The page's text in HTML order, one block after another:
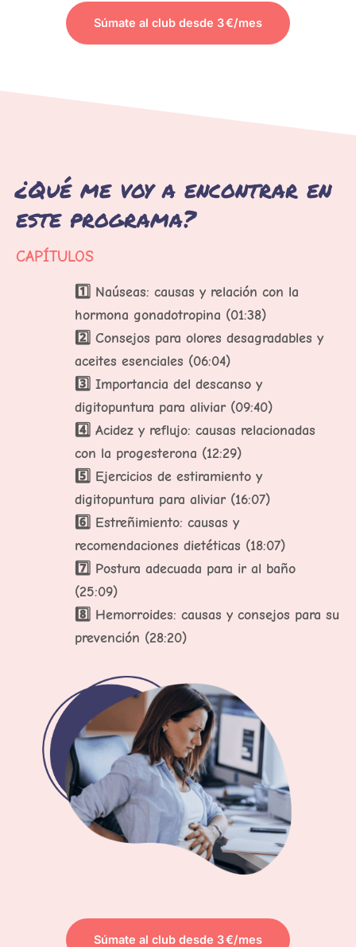
Súmate al club desde 3 €/mes
¿Qué me voy a encontrar en
este programa?
CAPÍTULOS
1️⃣ Naúseas: causas y relación con la
hormona gonadotropina (01:38)
2️⃣ Consejos para olores desagradables y
aceites esenciales (06:04)
3️⃣ Importancia del descanso y
digitopuntura para aliviar (09:40)
4️⃣ Acidez y reflujo: causas relacionadas
con la progesterona (12:29)
5️⃣ Ejercicios de estiramiento y
digitopuntura para aliviar (16:07)
6️⃣ Estreñimiento: causas y
recomendaciones dietéticas (18:07)
7️⃣ Postura adecuada para ir al baño
(25:09)
8️⃣ Hemorroides: causas y consejos para su
prevención (28:20)
Súmate al club desde 3 €/mes